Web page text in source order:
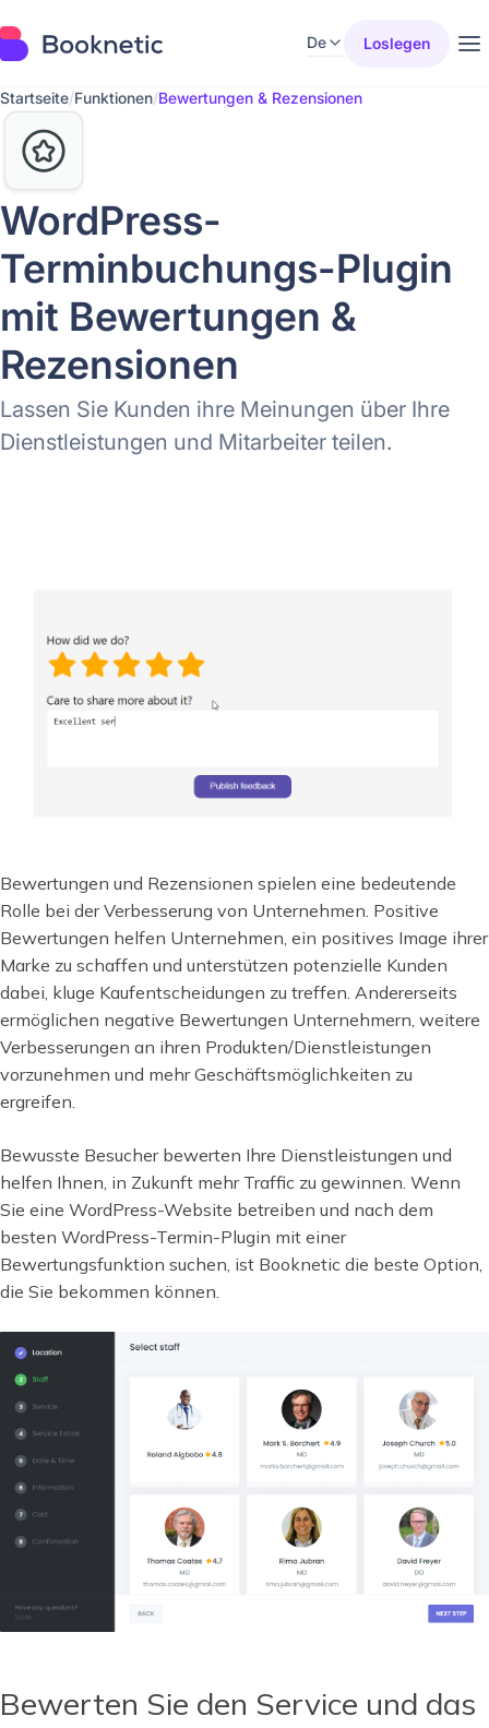
De Loslegen
Startseite/Funktionen/Bewertungen & Rezensionen
WordPress-
Terminbuchungs-Plugin
mit Bewertungen &
Rezensionen
Lassen Sie Kunden ihre Meinungen über Ihre
Dienstleistungen und Mitarbeiter teilen.
Bewertungen und Rezensionen spielen eine bedeutende
Rolle bei der Verbesserung von Unternehmen. Positive
Bewertungen helfen Unternehmen, ein positives Image ihrer
Marke zu schaffen und unterstützen potenzielle Kunden
dabei, kluge Kaufentscheidungen zu treffen. Andererseits
ermöglichen negative Bewertungen Unternehmern, weitere
Verbesserungen an ihren Produkten/Dienstleistungen
vorzunehmen und mehr Geschäftsmöglichkeiten zu
ergreifen.
Bewusste Besucher bewerten Ihre Dienstleistungen und
helfen Ihnen, in Zukunft mehr Traffic zu gewinnen. Wenn
Sie eine WordPress-Website betreiben und nach dem
besten WordPress-Termin-Plugin mit einer
Bewertungsfunktion suchen, ist Booknetic die beste Option,
die Sie bekommen können.
Bewerten Sie den Service und das